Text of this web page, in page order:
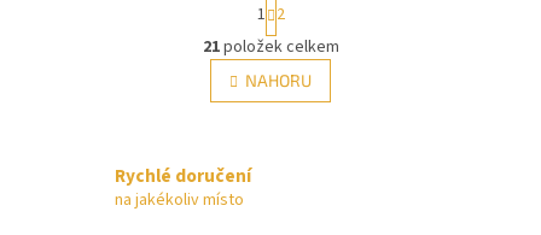
O
v
l
á
t
r
á
n
k
1 2
21položek celkem
NAHORU
Rychlé doručení
na jakékoliv místo